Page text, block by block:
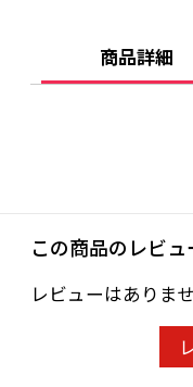
商品詳細
この商品のレビュ
レビューはありませ